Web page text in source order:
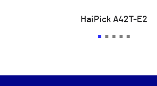
HaiPick A42T-E2